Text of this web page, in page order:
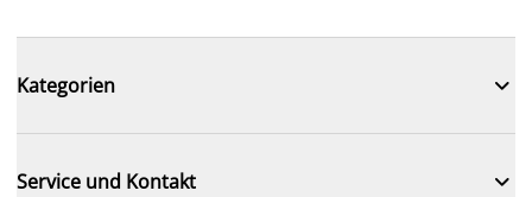
Kategorien 
Service und Kontakt 